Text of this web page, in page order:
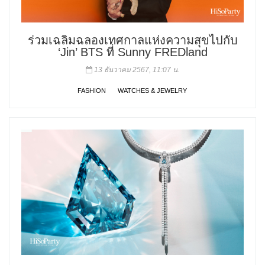
ร่วมเฉลิมฉลองเทศกาลแห่งความสุขไปกับ
‘Jin’ BTS ที่ Sunny FREDland
13 ธันวาคม 2567, 11:07 น.
FASHION WATCHES & JEWELRY